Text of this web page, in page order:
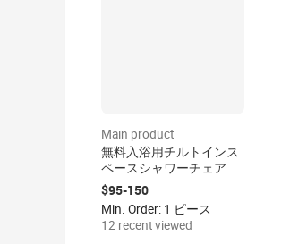
Main product
無料入浴用チルトインス
ペースシャワーチェア、
小児ケア用特別ニーズ対
応バスシート＆チェア
$95-150
Min. Order: 1 ピース
12 recent viewed